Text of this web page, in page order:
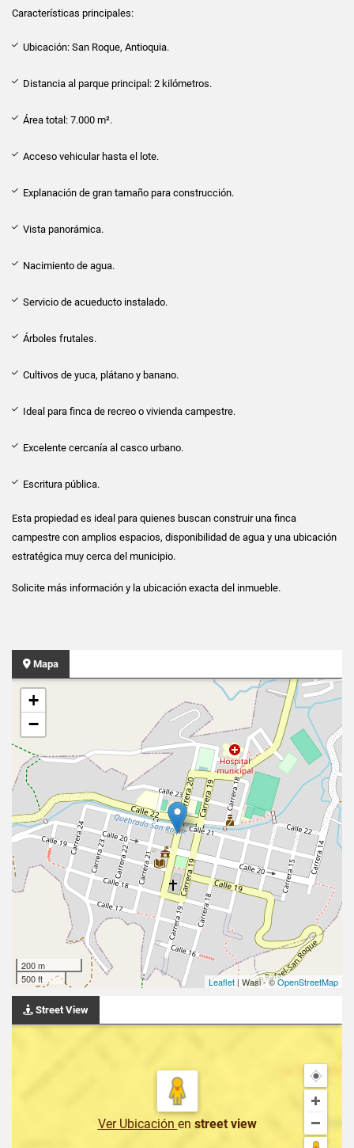
Características principales:
Ubicación: San Roque, Antioquia.
Distancia al parque principal: 2 kilómetros.
Área total: 7.000 m².
Acceso vehicular hasta el lote.
Explanación de gran tamaño para construcción.
Vista panorámica.
Nacimiento de agua.
Servicio de acueducto instalado.
Árboles frutales.
Cultivos de yuca, plátano y banano.
Ideal para finca de recreo o vivienda campestre.
Excelente cercanía al casco urbano.
Escritura pública.
Esta propiedad es ideal para quienes buscan construir una finca
campestre con amplios espacios, disponibilidad de agua y una ubicación
estratégica muy cerca del municipio.
Solicite más información y la ubicación exacta del inmueble.
Mapa
+
−
200 m
500 ft
Leaflet| Wasi - ©OpenStreetMap
Street View
Ver Ubicación en street view